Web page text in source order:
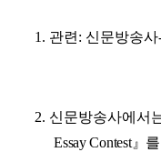
1. 관련 : 신문방송사
2. 신문방송사에서
Essay Contest』